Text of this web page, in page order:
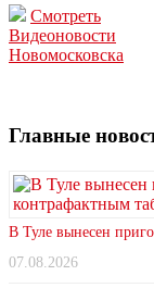
Смотреть
Видеоновости
Новомосковска
Главные
В Туле вынесен
07.08.2026